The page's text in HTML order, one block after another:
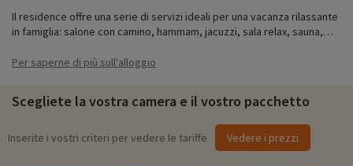
Il residence offre una serie di servizi ideali per una vacanza rilassante
in famiglia: salone con camino, hammam, jacuzzi, sala relax, sauna,
ferri e assi da stiro, asciugacapelli, fumetti, giochi da tavolo e
L'architettura tradizionale del residence fa sì che gli appartamenti
siano perfettamente attrezzati per le famiglie. Dispongono di una
cucina completamente attrezzata con piano cottura, microonde,
lavastoviglie, macchina per il caffè, bollitore, TV, Wi-Fi e hi-fi. Lenzuola
Per saperne di più sull'alloggio
Scegliete la vostra camera e il vostro pacchetto
Inserite i vostri criteri per vedere le tariffe Vedere i prezzi